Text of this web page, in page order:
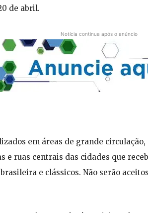
de abril.
Notícia continua após o anúncio
em áreas de grande
e ruas centrais das cidades que
e clássicos. Não serão